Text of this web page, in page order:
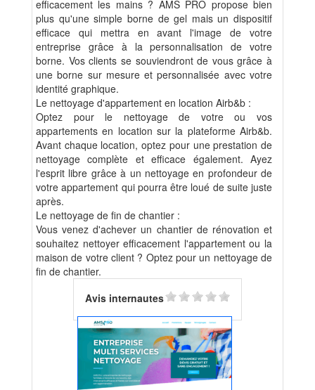
efficacement les mains ? AMS PRO propose bien
plus qu'une simple borne de gel mais un dispositif
efficace qui mettra en avant l'image de votre
entreprise grâce à la personnalisation de votre
borne. Vos clients se souviendront de vous grâce à
une borne sur mesure et personnalisée avec votre
identité graphique.
Le nettoyage d'appartement en location Airb&b :
Optez pour le nettoyage de votre ou vos
appartements en location sur la plateforme Airb&b.
Avant chaque location, optez pour une prestation de
nettoyage complète et efficace également. Ayez
l'esprit libre grâce à un nettoyage en profondeur de
votre appartement qui pourra être loué de suite juste
après.
Le nettoyage de fin de chantier :
Vous venez d'achever un chantier de rénovation et
souhaitez nettoyer efficacement l'appartement ou la
maison de votre client ? Optez pour un nettoyage de
fin de chantier.
Avis internautes